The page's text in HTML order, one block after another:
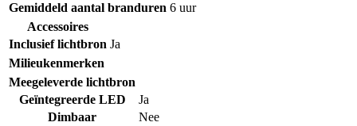
Gemiddeld aantal branduren 6 uur
Accessoires
Inclusief lichtbron Ja
Milieukenmerken
Meegeleverde lichtbron
Geïntegreerde LED
Ja
Dimbaar
Nee